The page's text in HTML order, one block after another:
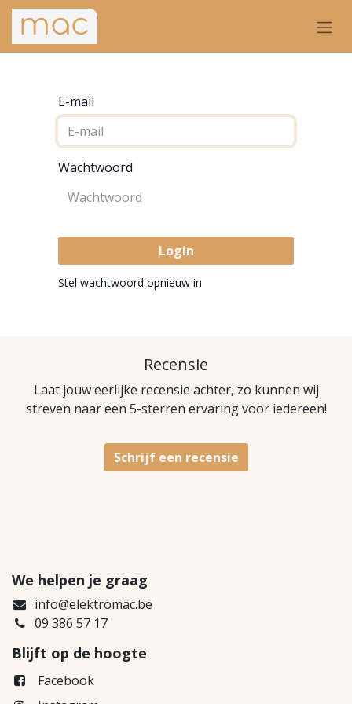
E-mail
Wachtwoord
Login
Stel wachtwoord opnieuw in
Recensie
Laat jouw eerlijke recensie achter, zo kunnen wij
streven naar een 5-sterren ervaring voor iedereen!
Schrijf een recensie
We helpen je graag
info@elektromac.be
09 386 57 17
Blijft op de hoogte
Facebook